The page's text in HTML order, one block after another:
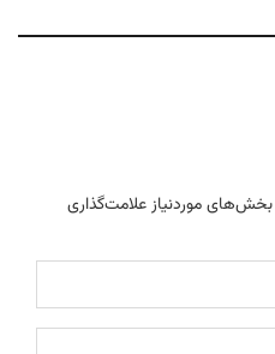
بخش‌های موردنیاز علامت‌گذاری